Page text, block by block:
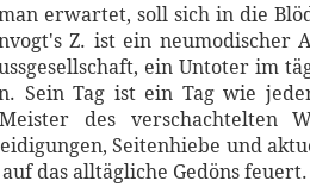
erwartet, soll sich in die
Z. ist ein neumodischer
ein Untoter im
Sein Tag ist ein Tag wie
des verschachtelten
Seitenhiebe und
das alltägliche Gedöns feuert.